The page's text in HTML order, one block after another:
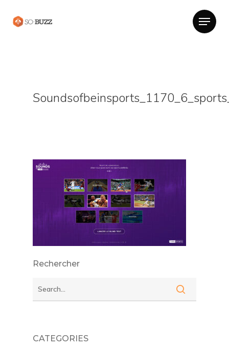
Rechercher
CATEGORIES